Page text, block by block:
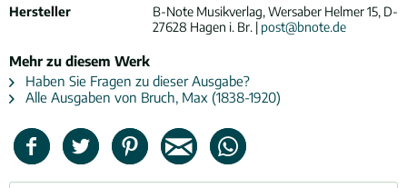
Hersteller
B-Note Musikverlag, Wersaber Helmer 15, D-
27628 Hagen i. Br. | post@bnote.de
Mehr zu diesem Werk
Haben Sie Fragen zu dieser Ausgabe?
Alle Ausgaben von Bruch, Max (1838-1920)